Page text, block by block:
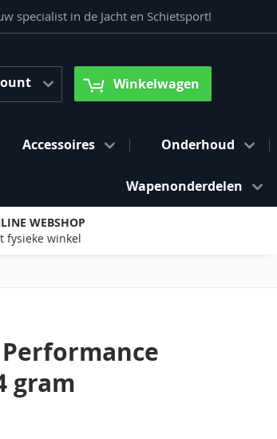
specialist in de Jacht en Schietsport!
Winkelwagen
Accessoires Onderhoud
Wapenonderdelen
WEBSHOP
fysieke winkel
gram